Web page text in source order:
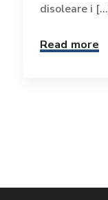
disoleare i
Read more